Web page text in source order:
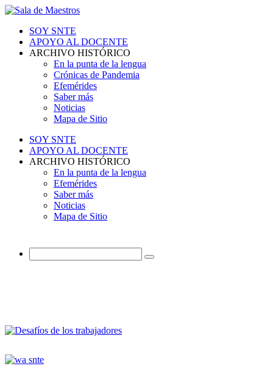
SOY SNTE
APOYO AL DOCENTE
ARCHIVO HISTÓRICO
En la punta de la lengua
Crónicas de Pandemia
Efemérides
Saber más
Noticias
Mapa de Sitio
SOY SNTE
APOYO AL DOCENTE
ARCHIVO HISTÓRICO
En la punta de la lengua
Efemérides
Saber más
Noticias
Mapa de Sitio